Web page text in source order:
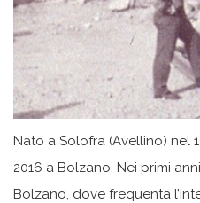
Nato a Solofra (Avellino) nel
2016 a Bolzano. Nei primi
Bolzano, dove frequenta